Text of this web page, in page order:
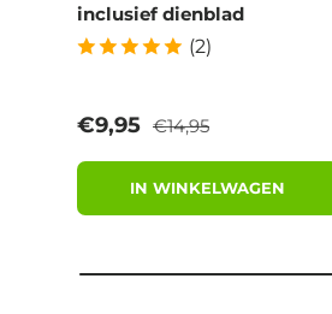
inclusief dienblad
(2)
Verkoopprijs
€9,95 Reguliere prijs
€14,95
IN WINKELWAGEN